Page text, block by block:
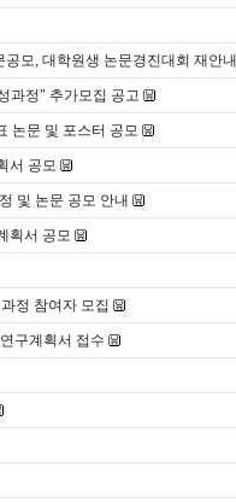
모, 대학원생 논문경진대회 재안내
과정" 추가모집 공고
논문 및 포스터 공모
서 공모
및 논문 공모 안내
획서 공모
정 참여자 모집
구계획서 접수